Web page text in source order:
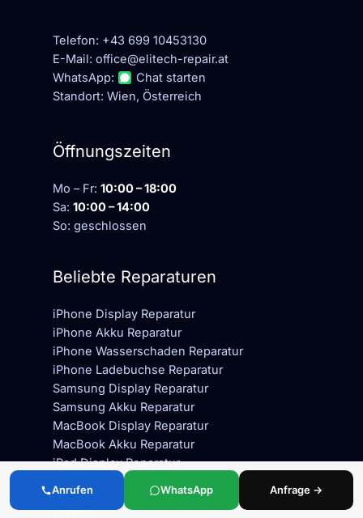
Telefon: +43 699 10453130
E-Mail: office@elitech-repair.at
WhatsApp:
Chat starten
Standort: Wien, Österreich
Öffnungszeiten
Mo – Fr: 10:00 – 18:00
Sa: 10:00 – 14:00
So: geschlossen
Beliebte Reparaturen
iPhone Display Reparatur
iPhone Akku Reparatur
iPhone Wasserschaden Reparatur
iPhone Ladebuchse Reparatur
Samsung Display Reparatur
Samsung Akku Reparatur
MacBook Display Reparatur
MacBook Akku Reparatur
iPad Display Reparatur
Geräte-Retter-Prämie
Links
Anrufen WhatsApp Anfrage →